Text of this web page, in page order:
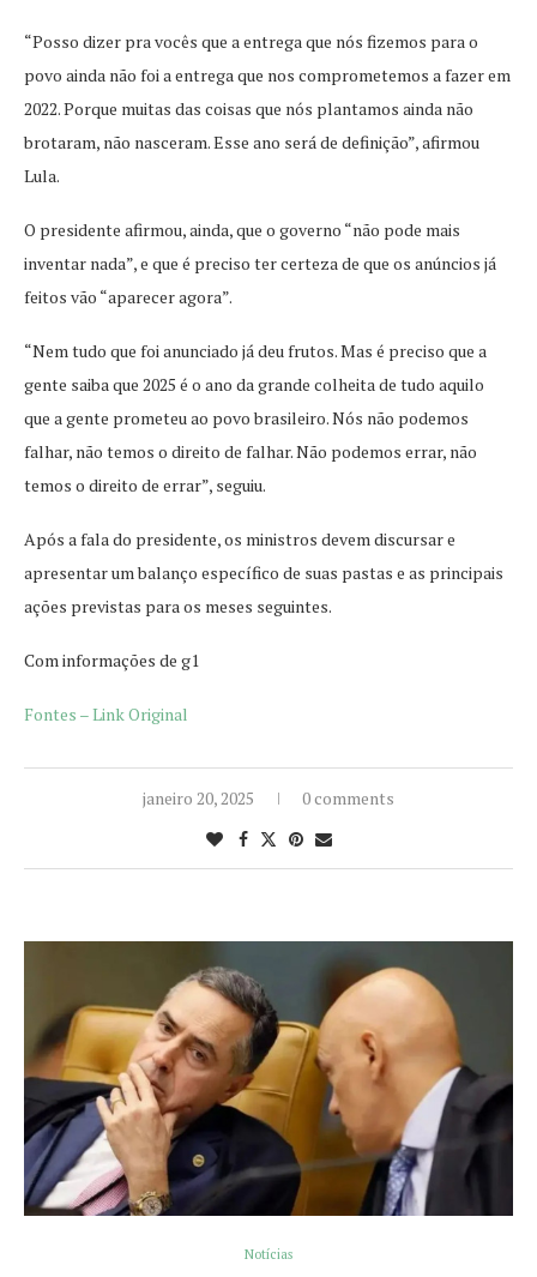
“Posso dizer pra vocês que a entrega que nós fizemos para o
povo ainda não foi a entrega que nos comprometemos a fazer em
2022. Porque muitas das coisas que nós plantamos ainda não
brotaram, não nasceram. Esse ano será de definição”, afirmou
Lula.
O presidente afirmou, ainda, que o governo “não pode mais
inventar nada”, e que é preciso ter certeza de que os anúncios já
feitos vão “aparecer agora”.
“Nem tudo que foi anunciado já deu frutos. Mas é preciso que a
gente saiba que 2025 é o ano da grande colheita de tudo aquilo
que a gente prometeu ao povo brasileiro. Nós não podemos
falhar, não temos o direito de falhar. Não podemos errar, não
temos o direito de errar”, seguiu.
Após a fala do presidente, os ministros devem discursar e
apresentar um balanço específico de suas pastas e as principais
ações previstas para os meses seguintes.
Com informações de g1
Fontes – Link Original
janeiro 20, 2025 0 comments
Notícias